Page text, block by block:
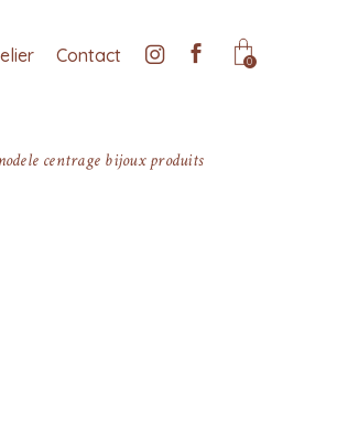
Contact 0
centrage bijoux produits